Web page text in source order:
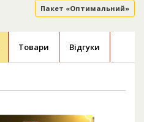
Пакет «Оптимальний»
Товари Відгуки